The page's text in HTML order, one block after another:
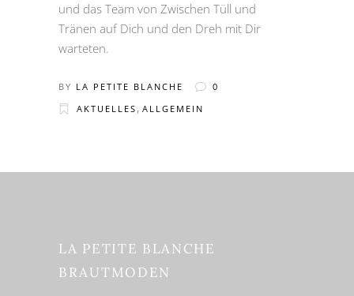
und das Team von Zwischen Tüll und
Tränen auf Dich und den Dreh mit Dir
warteten.
BY LA PETITE BLANCHE
0
AKTUELLES , ALLGEMEIN
LA PETITE BLANCHE
BRAUTMODEN